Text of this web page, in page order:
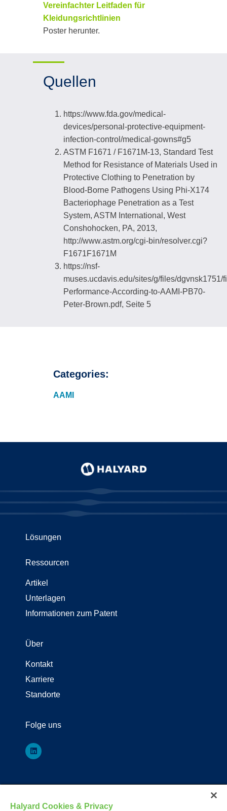
Vereinfachter Leitfaden für
Kleidungsrichtlinien
Poster herunter.
Quellen
https://www.fda.gov/medical-
devices/personal-protective-equipment-
infection-control/medical-gowns#g5
ASTM F1671 / F1671M-13, Standard Test
Method for Resistance of Materials Used in
Protective Clothing to Penetration by
Blood-Borne Pathogens Using Phi-X174
Bacteriophage Penetration as a Test
System, ASTM International, West
Conshohocken, PA, 2013,
http://www.astm.org/cgi-bin/resolver.cgi?
F1671F1671M
https://nsf-
muses.ucdavis.edu/sites/g/files/
Performance-According-to-AAMI-PB70-
Peter-Brown.pdf, Seite 5
Categories:
AAMI
Lösungen
Ressourcen
Artikel
Unterlagen
Informationen zum Patent
Über
Kontakt
Karriere
Standorte
Folge uns
*Eingetragenes Warenzeichen oder Warenzeichen von Owens & Minor,
O&M Halyard oder seinen Tochtergesellschaften.
Halyard Cookies & Privacy